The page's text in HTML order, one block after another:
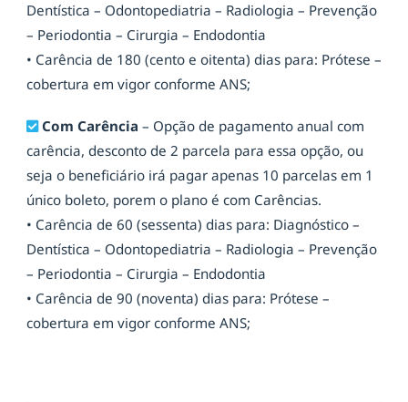
Dentística – Odontopediatria – Radiologia – Prevenção
– Periodontia – Cirurgia – Endodontia
• Carência de 180 (cento e oitenta) dias para: Prótese –
cobertura em vigor conforme ANS;
Com Carência – Opção de pagamento anual com
carência, desconto de 2 parcela para essa opção, ou
seja o beneficiário irá pagar apenas 10 parcelas em 1
único boleto, porem o plano é com Carências.
• Carência de 60 (sessenta) dias para: Diagnóstico –
Dentística – Odontopediatria – Radiologia – Prevenção
– Periodontia – Cirurgia – Endodontia
• Carência de 90 (noventa) dias para: Prótese –
cobertura em vigor conforme ANS;